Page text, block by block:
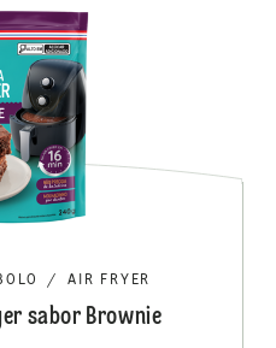
/ AIR FRYER
sabor Brownie